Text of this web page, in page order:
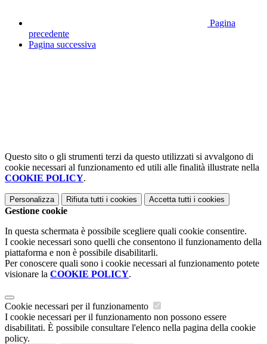
Pagina
precedente
Pagina successiva
Questo sito o gli strumenti terzi da questo utilizzati si avvalgono di
cookie necessari al funzionamento ed utili alle finalità illustrate nella
COOKIE POLICY.
Personalizza Rifiuta tutti i cookies Accetta tutti i cookies
Gestione cookie
In questa schermata è possibile scegliere quali cookie consentire.
I cookie necessari sono quelli che consentono il funzionamento della
piattaforma e non è possibile disabilitarli.
Per conoscere quali sono i cookie necessari al funzionamento potete
visionare la COOKIE POLICY.
Cookie necessari per il funzionamento
I cookie necessari per il funzionamento non possono essere
disabilitati. È possibile consultare l'elenco nella pagina della cookie
policy.